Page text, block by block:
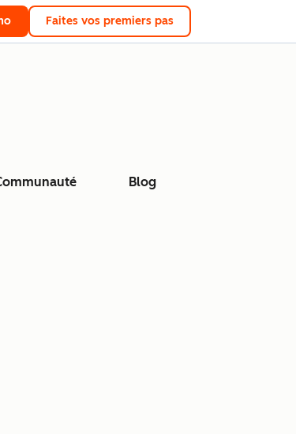
Faites vos premiers pas
Blog